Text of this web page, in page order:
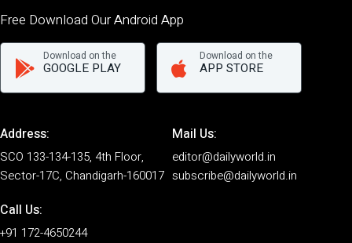
Free Download Our Android App
Download on the
GOOGLE PLAY
Download on the
APP STORE
Address:
SCO 133-134-135, 4th Floor,
Sector-17C, Chandigarh-160017
Mail Us:
editor@dailyworld.in
subscribe@dailyworld.in
Call Us:
+91 172-4650244